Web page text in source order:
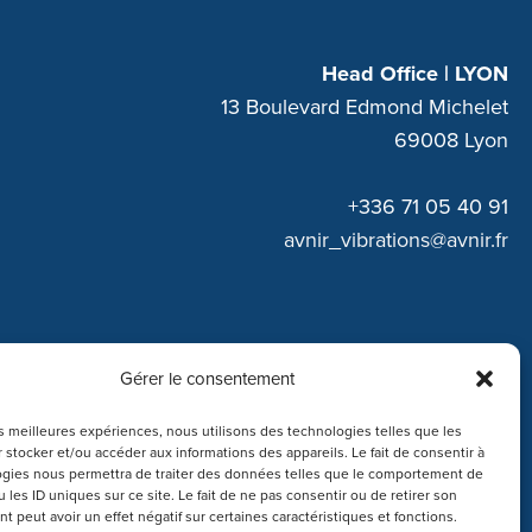
Gérer le consentement
meilleures expériences, nous utilisons des technologies telles que les
et/ou accéder aux informations des appareils. Le fait de consentir à
nous permettra de traiter des données telles que le comportement de
les ID uniques sur ce site. Le fait de ne pas consentir ou de retirer son
peut avoir un effet négatif sur certaines caractéristiques et fonctions.
Head Office | LYON
13 Boulevard Edmond Michelet
69008 Lyon
+336 71 05 40 91
avnir_vibrations@avnir.fr